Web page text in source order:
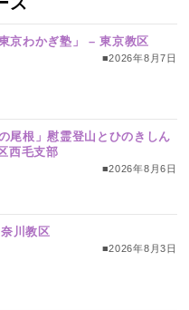
京わかぎ塾」 – 東京教区
■2026年8月7日
尾根」慰霊登山とひのきしん
西毛支部
■2026年8月6日
川教区
■2026年8月3日